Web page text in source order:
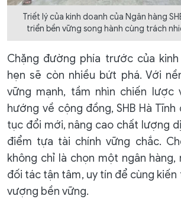
Triết lý của kinh doanh của Ngân hàng
triển bền vững song hành cùng trách
Chặng đường phía trước của
hẹn sẽ còn nhiều bứt phá. Với
vững mạnh, tầm nhìn chiến lược
hướng về cộng đồng, SHB Hà
tục đổi mới, nâng cao chất lượng
điểm tựa tài chính vững chắc.
không chỉ là chọn một ngân
đối tác tận tâm, uy tín để cùng kiến
vượng bền vững.